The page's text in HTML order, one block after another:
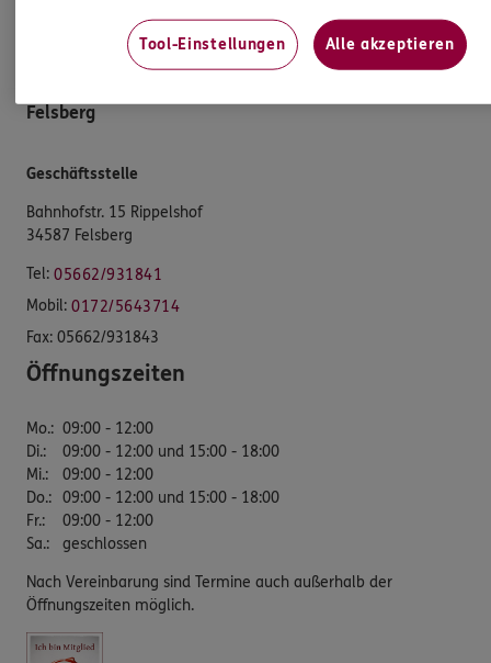
Schwerpunkte
Felsberg
Geschäftsstelle
Bahnhofstr. 15 Rippelshof
34587 Felsberg
Tel: 05662/931841
Mobil: 0172/5643714
Fax: 05662/931843
Öffnungszeiten
Mo.: 09:00 - 12:00
Di.:
09:00 - 12:00 und 15:00 - 18:00
Mi.:
09:00 - 12:00
Do.: 09:00 - 12:00 und 15:00 - 18:00
Fr.:
09:00 - 12:00
Sa.: geschlossen
Nach Vereinbarung sind Termine auch außerhalb der
Öffnungszeiten möglich.
Tool-Einstellungen Alle akzeptieren